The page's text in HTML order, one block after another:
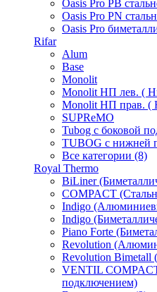
Oasis Pro PB
Oasis Pro PN
Oasis Pro
Rifar
Alum
Base
Monolit
Monolit НП лев. (
Monolit НП прав. (
SUPReMO
Tubog с боковой
TUBOG с нижней
Все категории (8)
Royal Thermo
BiLiner
COMPACT
Indigo
Indigo
Piano Forte
Revolution
Revolution Bimetall
VENTIL
подключением)